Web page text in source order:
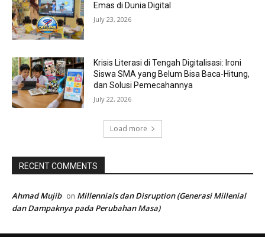
Emas di Dunia Digital
July 23, 2026
Krisis Literasi di Tengah Digitalisasi: Ironi
Siswa SMA yang Belum Bisa Baca-Hitung,
dan Solusi Pemecahannya
July 22, 2026
Load more
RECENT COMMENTS
Ahmad Mujib on Millennials dan Disruption (Generasi Millenial
dan Dampaknya pada Perubahan Masa)